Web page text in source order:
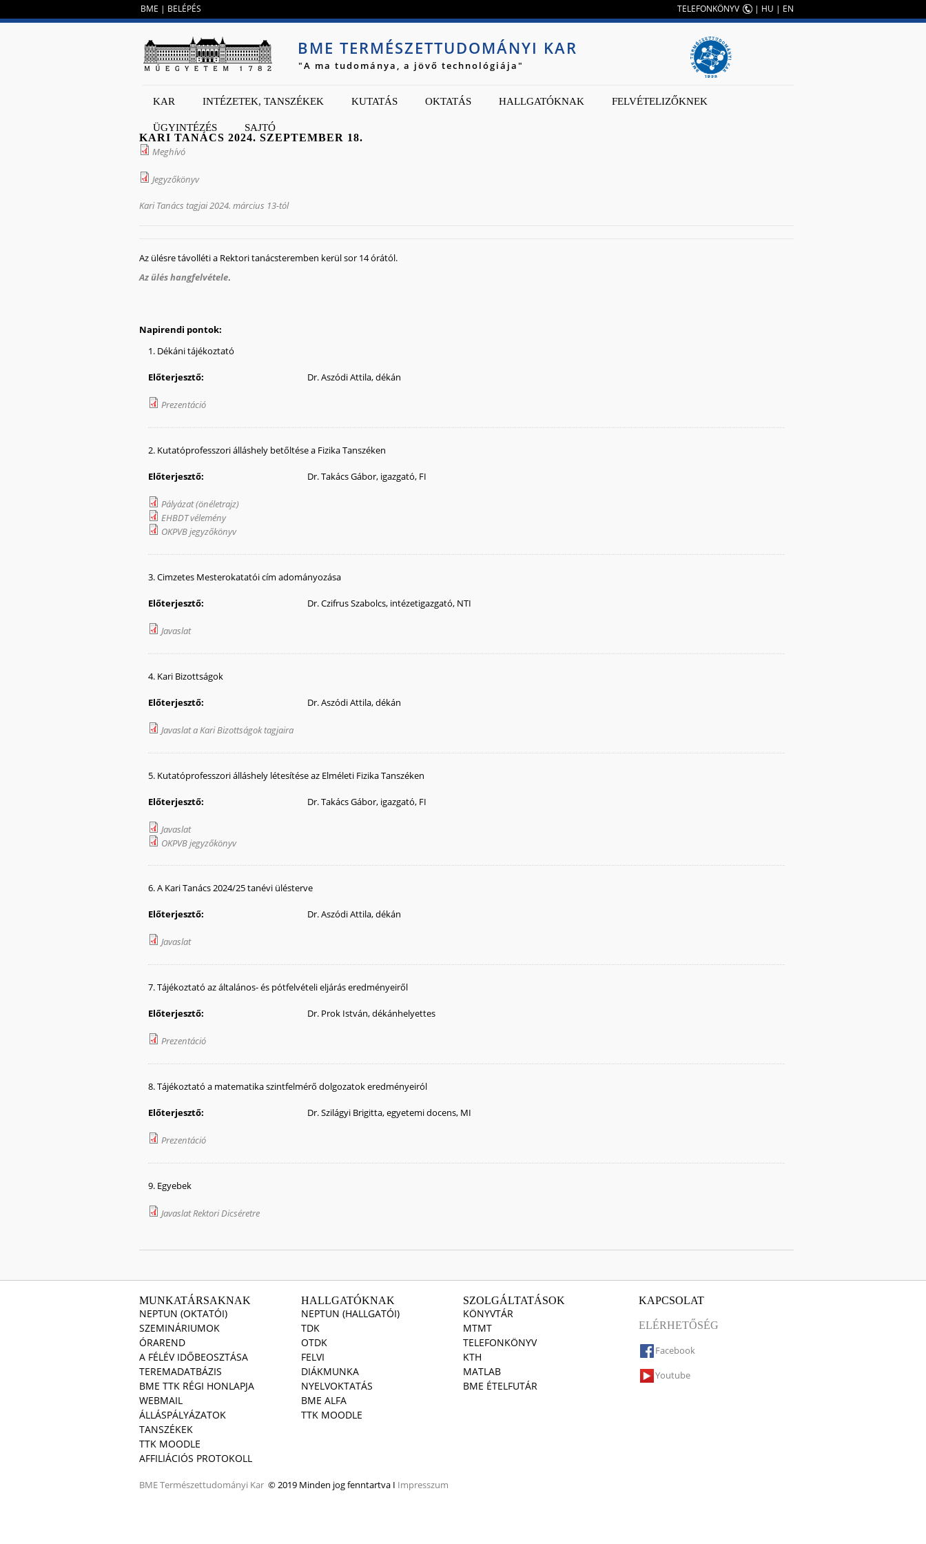
BME | BELÉPÉS TELEFONKÖNYV | HU | EN
BME TERMÉSZETTUDOMÁNYI KAR
"A ma tudománya, a jövő technológiája"
KAR INTÉZETEK, TANSZÉKEK KUTATÁS OKTATÁS HALLGATÓKNAK FELVÉTELIZŐKNEK
ÜGYINTÉZÉS SAJTÓ
KARI TANÁCS 2024. SZEPTEMBER 18.
Meghívó
Jegyzőkönyv
Kari Tanács tagjai 2024. március 13-tól
Az ülésre távolléti a Rektori tanácsteremben kerül sor 14 órától.
Az ülés hangfelvétele.
Napirendi pontok:
1. Dékáni tájékoztató
Előterjesztő: Dr. Aszódi Attila, dékán
Prezentáció
2. Kutatóprofesszori álláshely betőltése a Fizika Tanszéken
Előterjesztő: Dr. Takács Gábor, igazgató, FI
Pályázat (önéletrajz)
EHBDT vélemény
OKPVB jegyzőkönyv
3. Cimzetes Mesterokatatói cím adományozása
Előterjesztő: Dr. Czifrus Szabolcs, intézetigazgató, NTI
Javaslat
4. Kari Bizottságok
Előterjesztő: Dr. Aszódi Attila, dékán
Javaslat a Kari Bizottságok tagjaira
5. Kutatóprofesszori álláshely létesítése az Elméleti Fizika Tanszéken
Előterjesztő: Dr. Takács Gábor, igazgató, FI
Javaslat
OKPVB jegyzőkönyv
6. A Kari Tanács 2024/25 tanévi ülésterve
Előterjesztő: Dr. Aszódi Attila, dékán
Javaslat
7. Tájékoztató az általános- és pótfelvételi eljárás eredményeiről
Előterjesztő: Dr. Prok István, dékánhelyettes
Prezentáció
8. Tájékoztató a matematika szintfelmérő dolgozatok eredményeiról
Előterjesztő: Dr. Szilágyi Brigitta, egyetemi docens, MI
Prezentáció
9. Egyebek
Javaslat Rektori Dicséretre
MUNKATÁRSAKNAK
NEPTUN (OKTATÓI)
SZEMINÁRIUMOK
ÓRAREND
A FÉLÉV IDŐBEOSZTÁSA
TEREMADATBÁZIS
BME TTK RÉGI HONLAPJA
WEBMAIL
ÁLLÁSPÁLYÁZATOK
TANSZÉKEK
TTK MOODLE
AFFILIÁCIÓS PROTOKOLL
BMETermészettudományi Kar © 2019 Minden jog fenntartva I Impresszum
HALLGATÓKNAK
NEPTUN (HALLGATÓI)
TDK
OTDK
FELVI
DIÁKMUNKA
NYELVOKTATÁS
BME ALFA
TTK MOODLE
SZOLGÁLTATÁSOK
KÖNYVTÁR
MTMT
TELEFONKÖNYV
KTH
MATLAB
BME ÉTELFUTÁR
KAPCSOLAT
ELÉRHETŐSÉG
Facebook
Youtube